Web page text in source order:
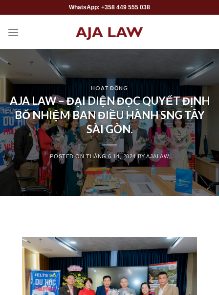
content
WhatsApp: +358 449 555 038
HOẠT ĐỘNG
AJA LAW – ĐẠI DIỆN ĐỌC QUYẾT ĐỊNH
BỔ NHIỆM BAN ĐIỀU HÀNH SNG TÂY
SÀI GÒN.
POSTED ONTHÁNG 6 14, 2024 BYAJALAW